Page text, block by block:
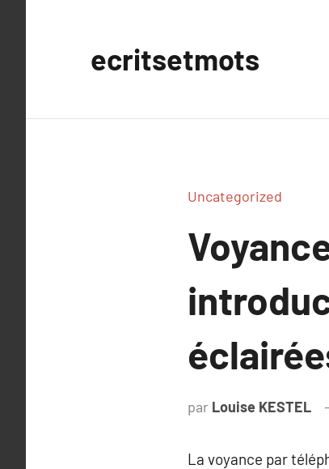
ecritsetmots
Uncategorized
par Louise KESTEL
La voyance par